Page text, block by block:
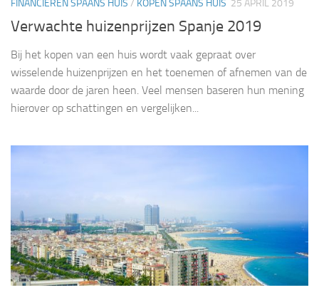
FINANCIEREN SPAANS HUIS / KOPEN SPAANS HUIS 25 APRIL 2019
Verwachte huizenprijzen Spanje 2019
Bij het kopen van een huis wordt vaak gepraat over
wisselende huizenprijzen en het toenemen of afnemen van de
waarde door de jaren heen. Veel mensen baseren hun mening
hierover op schattingen en vergelijken...